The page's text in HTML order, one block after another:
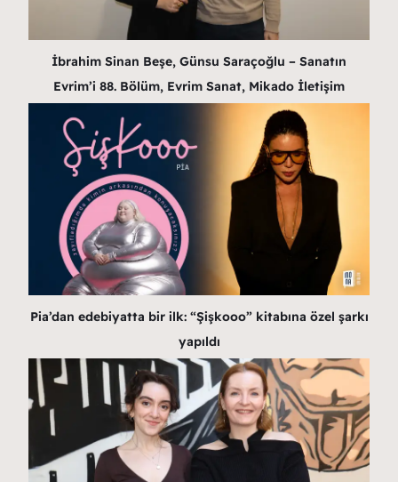
İbrahim Sinan Beşe, Günsu Saraçoğlu – Sanatın
Evrim’i 88. Bölüm, Evrim Sanat, Mikado İletişim
Pia’dan edebiyatta bir ilk: “Şişkooo” kitabına özel şarkı
yapıldı